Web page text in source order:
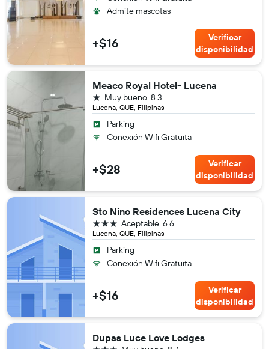
Admite mascotas
+$16
Verificar
disponibilidad
Meaco Royal Hotel- Lucena
Lucena, QUE, Filipinas
8.3
Muy bueno
1 estrella
Parking
Conexión Wifi Gratuita
+$28
Verificar
disponibilidad
Sto Nino Residences Lucena City
Lucena, QUE, Filipinas
6.6
Aceptable
3 estrellas
Parking
Conexión Wifi Gratuita
+$16
Verificar
disponibilidad
Dupas Luce Love Lodges